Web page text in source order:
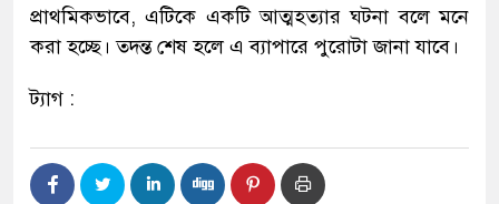
প্রাথমিকভাবে, এটিকে একটি আত্মহত্যার ঘটনা বলে মনে
করা হচ্ছে। তদন্ত শেষ হলে এ ব্যাপারে পুরোটা জানা যাবে।
ট্যাগ :